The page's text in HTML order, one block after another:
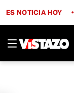
ES NOTICIA HOY